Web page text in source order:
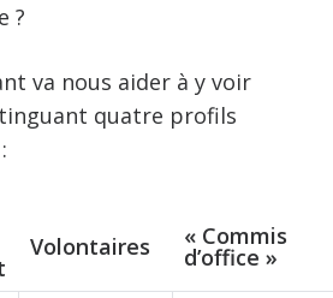
?
va nous aider à y voir
quatre profils
Volontaires « Commis
d’office »